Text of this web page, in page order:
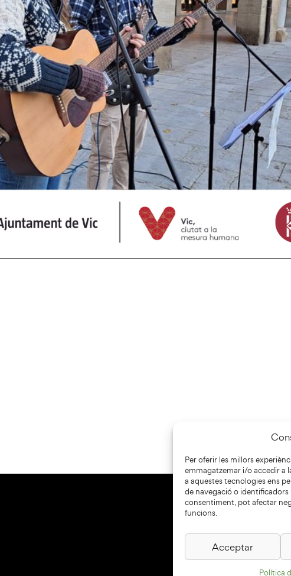
Per oferir les millors
emmagatzemar i/o accedir a
a aquestes tecnologies ens
de navegació o
consentiment, pot afectar
funcions.
Acceptar
Política